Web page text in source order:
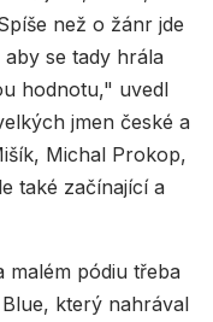
než o žánr jde
se tady hrála
hodnotu," uvedl
jmen české a
Michal Prokop,
také začínající a
malém pódiu třeba
který nahrával